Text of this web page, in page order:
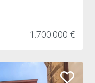
1.700.000 €